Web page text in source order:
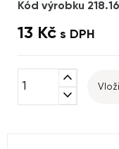
Kód výrobku
13 Kč s DPH
expand_less
expand_more